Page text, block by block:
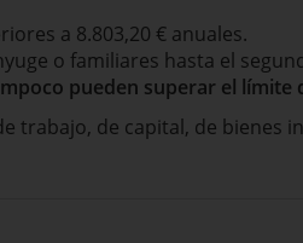
a 8.803,20 € anuales.
o familiares hasta el
pueden superar el límite
trabajo, de capital, de bienes